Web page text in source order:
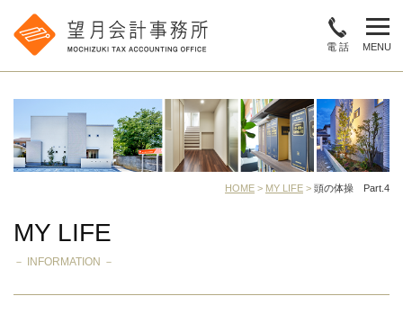
MENU
電 話
HOME > MY LIFE > 頭の体操 Part.4
MY LIFE
－ INFORMATION －